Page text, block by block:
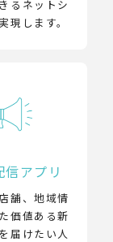
るネットシ
現します。
信アプリ
舗、地域情
価値ある新
届けたい人